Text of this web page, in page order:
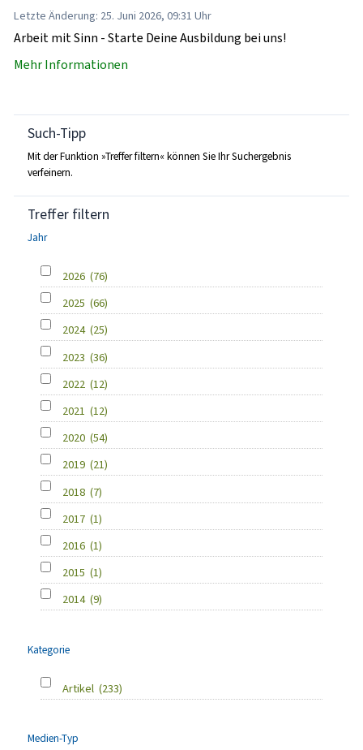
Letzte Änderung: 25. Juni 2026, 09:31 Uhr
Arbeit mit Sinn - Starte Deine Ausbildung bei uns!
Mehr Informationen
Such-Tipp
Mit der Funktion »Treffer filtern« können Sie Ihr Suchergebnis
verfeinern.
Treffer filtern
Jahr
2026 (76)
2025 (66)
2024 (25)
2023 (36)
2022 (12)
2021 (12)
2020 (54)
2019 (21)
2018 (7)
2017 (1)
2016 (1)
2015 (1)
2014 (9)
Kategorie
Artikel (233)
Medien-Typ